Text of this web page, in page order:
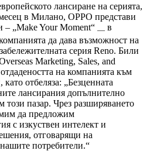
лансиране на серията,
в Милано, OPPO представи
– „Make Your Moment“ — в
да дава възможност на
серия Reno. Били
Marketing, Sales, and
на компанията към
отбеляза: „Безценната
лансирания допълнително
пазар. Чрез разширяването
да предложим
с изкуствен интелект и
отговарящи на
потребители.“